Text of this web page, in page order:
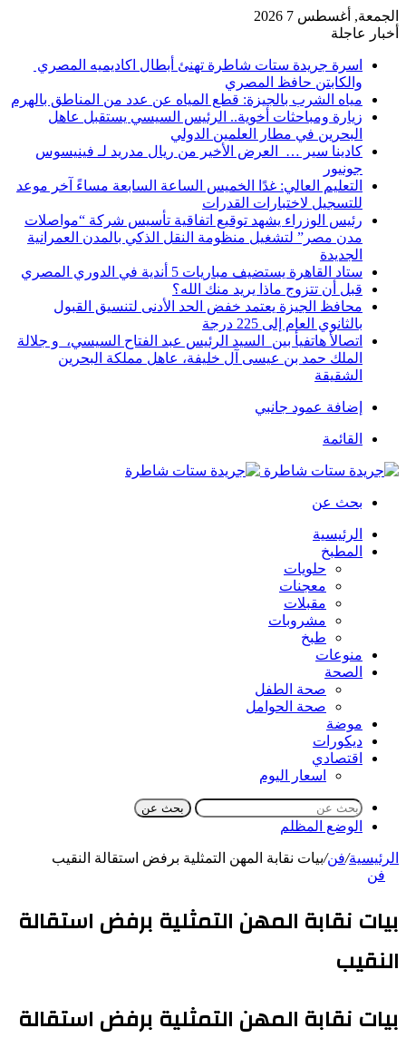
الجمعة, أغسطس 7 2026
أخبار عاجلة
اسرة جريدة ستات شاطرة تهنئ أبطال اكاديميه المصري
والكابتن حافظ المصري
مياه الشرب بالجيزة: قطع المياه عن عدد من المناطق بالهرم
زيارة ومباحثات أخوية.. الرئيس السيسي يستقبل عاهل
البحرين في مطار العلمين الدولي
كادينا سير … العرض الأخير من ريال مدريد لـ فينيسوس
جونيور
التعليم العالي: غدًا الخميس الساعة السابعة مساءً آخر موعد
للتسجيل لاختبارات القدرات
رئيس الوزراء يشهد توقيع اتفاقية تأسيس شركة “مواصلات
مدن مصر” لتشغيل منظومة النقل الذكي بالمدن العمرانية
الجديدة
ستاد القاهرة يستضيف مباريات 5 أندية في الدوري المصري
قبل أن تتزوج ماذا يريد منك الله؟
محافظ الجيزة يعتمد خفض الحد الأدنى لتنسيق القبول
بالثانوي العام إلى 225 درجة
اتصالأ هاتفيأ بين السيد الرئيس عبد الفتاح السيسي، و جلالة
الملك حمد بن عيسى آل خليفة، عاهل مملكة البحرين
الشقيقة
إضافة عمود جانبي
القائمة
بحث عن
الرئيسية
المطبخ
حلويات
معجنات
مقبلات
مشروبات
طبخ
منوعات
الصحة
صحة الطفل
صحة الحوامل
موضة
ديكورات
اقتصادي
اسعار اليوم
بحث عن
الوضع المظلم
الرئيسية/فن/بيات نقابة المهن التمثلية برفض استقالة النقيب
فن
بيات نقابة المهن التمثلية برفض استقالة
النقيب
بيات نقابة المهن التمثلية برفض استقالة